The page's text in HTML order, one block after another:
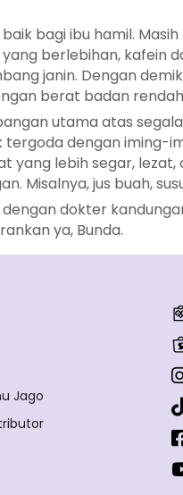
bagi ibu hamil.
berlebihan, kafein
janin. Dengan
berat badan
utama atas
tergoda dengan iming-
yang lebih segar,
Misalnya, jus buah,
dokter
ya, Bunda.
Jago